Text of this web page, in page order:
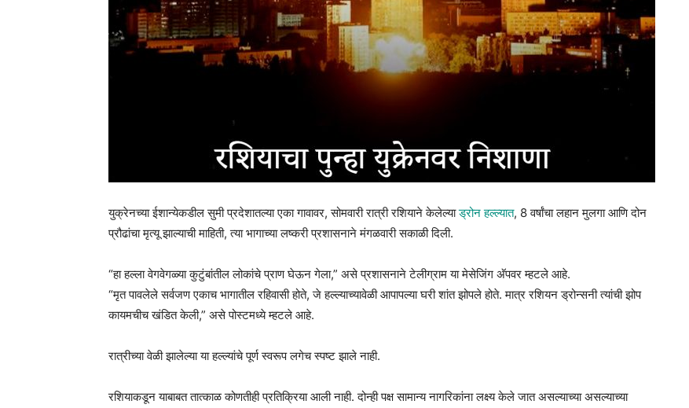
युक्रेनच्या ईशान्येकडील सुमी प्रदेशातल्या एका गावावर, सोमवारी रात्री रशियाने केलेल्याड्रोन हल्ल्यात, 8 वर्षांचा लहान मुलगा आणि दोन
प्रौढांचा मृत्यू झाल्याची माहिती, त्या भागाच्या लष्करी प्रशासनाने मंगळवारी सकाळी दिली.
“हा हल्ला वेगवेगळ्या कुटुंबांतील लोकांचे प्राण घेऊन गेला,” असे प्रशासनाने टेलीग्राम या मेसेजिंग अ‍ॅपवर म्हटले आहे.
“मृत पावलेले सर्वजण एकाच भागातील रहिवासी होते, जे हल्ल्याच्यावेळी आपापल्या घरी शांत झोपले होते. मात्र रशियन ड्रोन्सनी त्यांची झोप
कायमचीच खंडित केली,” असे पोस्टमध्ये म्हटले आहे.
रात्रीच्या वेळी झालेल्या या हल्ल्यांचे पूर्ण स्वरूप लगेच स्पष्ट झाले नाही.
रशियाकडून याबाबत तात्काळ कोणतीही प्रतिक्रिया आली नाही. दोन्ही पक्ष सामान्य नागरिकांना लक्ष्य केले जात असल्याच्या असल्याच्या